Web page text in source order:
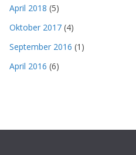
April 2018 (5)
Oktober 2017 (4)
September 2016 (1)
April 2016 (6)